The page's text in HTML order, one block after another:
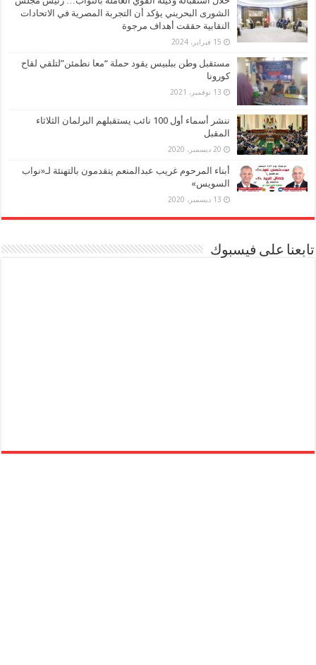
الشورى البحريني يؤكد أن التجربة المصرية في الاتحادات
النقابية حققت أهداف مرجوة
15 فبراير، 2024
مستقبل وطن ببلبيس يقود حملة “معا نطمئن”لتلقي لقاح
كورونا
13 نوفمبر، 2021
ننشر أسماء أول 100 نائب يستقبلهم البرلمان الثلاثاء
المقبل
20 ديسمبر، 2020
أبناء المرحوم غريب عبدالمنعم يتقدمون بالتهنئة لـ«نواب
السويس»
13 ديسمبر، 2020
تابعنا على فيسبوك